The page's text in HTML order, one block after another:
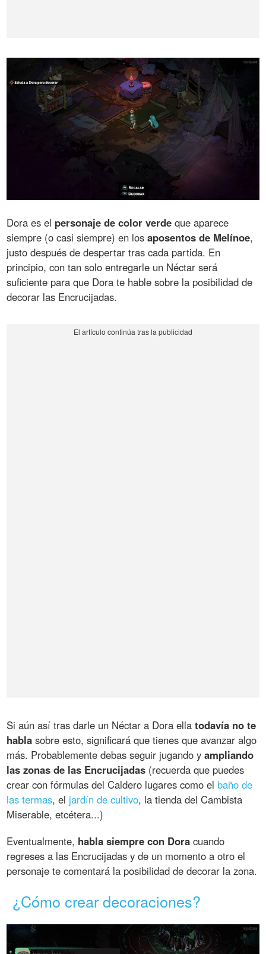
Dora es el personaje de color verde que aparece
siempre (o casi siempre) en losaposentos de Melínoe,
justo después de despertar tras cada partida. En
principio, con tan solo entregarle un Néctar será
suficiente para que Dora te hable sobre la posibilidad de
decorar las Encrucijadas.
Si aún así tras darle un Néctar a Dora ellatodavía no te
habla sobre esto, significará que tienes que avanzar algo
más. Probablemente debas seguir jugando yampliando
las zonas de las Encrucijadas (recuerda que puedes
crear con fórmulas del Caldero lugares como el baño de
las termas, el jardín de cultivo, la tienda del Cambista
Miserable, etcétera...)
Eventualmente, habla siempre con Dora cuando
regreses a las Encrucijadas y de un momento a otro el
personaje te comentará la posibilidad de decorar la zona.
¿Cómo crear decoraciones?